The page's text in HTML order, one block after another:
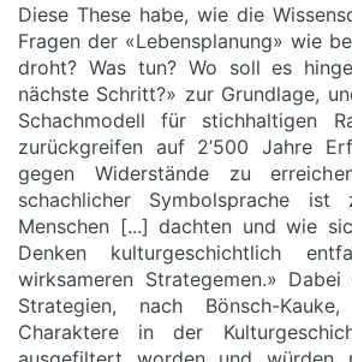
Diese These habe, wie die
Fragen der «Lebensplanung» wie
droht? Was tun? Wo soll es
nächste Schritt?» zur Grundlage,
Schachmodell für stichhaltigen
zurückgreifen auf 2’500 Jahre
gegen Widerstände zu
schachlicher Symbolsprache
Menschen [...] dachten und wie
Denken kulturgeschichtlich
wirksameren Strategemen.»
Strategien, nach Bönsch-
Charaktere in der